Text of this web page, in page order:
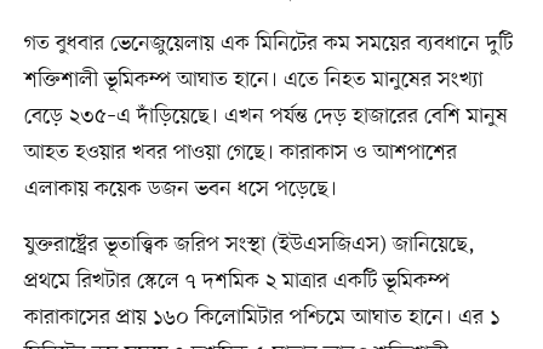
গত বুধবার ভেনেজুয়েলায় এক মিনিটের কম সময়ের ব্যবধানে দুটি
শক্তিশালী ভূমিকম্প আঘাত হানে। এতে নিহত মানুষের সংখ্যা
বেড়ে ২৩৫–এ দাঁড়িয়েছে। এখন পর্যন্ত দেড় হাজারের বেশি মানুষ
আহত হওয়ার খবর পাওয়া গেছে। কারাকাস ও আশপাশের
এলাকায় কয়েক ডজন ভবন ধসে পড়েছে।
যুক্তরাষ্ট্রের ভূতাত্ত্বিক জরিপ সংস্থা (ইউএসজিএস) জানিয়েছে,
প্রথমে রিখটার স্কেলে ৭ দশমিক ২ মাত্রার একটি ভূমিকম্প
কারাকাসের প্রায় ১৬০ কিলোমিটার পশ্চিমে আঘাত হানে। এর ১